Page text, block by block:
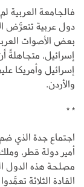
فالجامعة العربية
دول عربية تتعرَّض
بعض الأصوات
إسرائيل،
إسرائيل وأمريكا
والأردن.
* *
اجتماع جدة الذي
أمير دولة قطر،
مصلحة هذه الدول
القادة الثلاثة